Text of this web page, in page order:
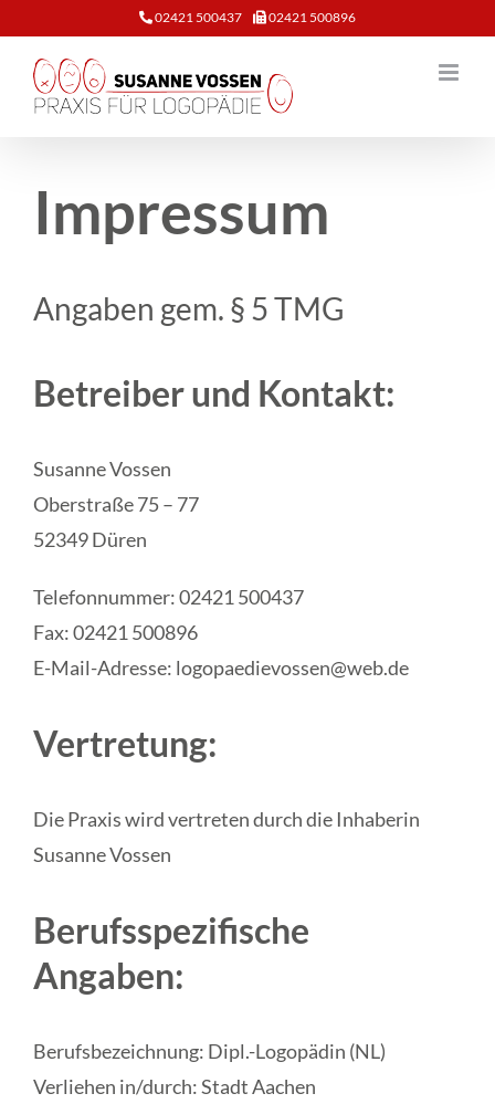
springen
02421 500437 02421 500896
Impressum
Angaben gem. § 5 TMG
Betreiber und Kontakt:
Susanne Vossen
Oberstraße 75 – 77
52349 Düren
Telefonnummer: 02421 500437
Fax: 02421 500896
E-Mail-Adresse: logopaedievossen@web.de
Vertretung:
Die Praxis wird vertreten durch die Inhaberin
Susanne Vossen
Berufsspezifische
Angaben:
Berufsbezeichnung: Dipl.-Logopädin (NL)
Verliehen in/durch: Stadt Aachen